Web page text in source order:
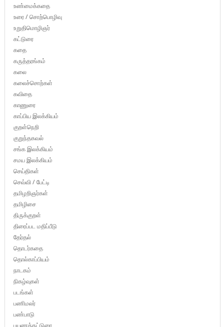
உண்மைக்கதை
உரை / சொற்பொழிவு
உறுதிமொழிஞர்
கட்டுரை
கதை
கருத்தரங்கம்
கலை
கலைச்சொற்கள்
கவிதை
காணுரை
காப்பிய இலக்கியம்
குறள்நெறி
குறுந்தகவல்
சங்க இலக்கியம்
சமய இலக்கியம்
செய்திகள்
செவ்வி / பேட்டி
தமிழறிஞர்கள்
தமிழிசை
திருக்குறள்
திரைப்பட மதிப்பீடு
தேர்தல்
தொடர்கதை
தொல்காப்பியம்
நாடகம்
நிகழ்வுகள்
படங்கள்
பணிமலர்
பண்பாடு